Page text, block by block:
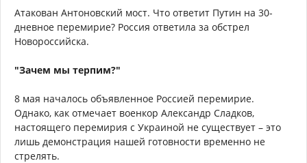
Атакован Антоновский мост. Что ответит Путин на 30-
дневное перемирие? Россия ответила за обстрел
Новороссийска.
"Зачем мы терпим?"
8 мая началось объявленное Россией перемирие.
Однако, как отмечает военкор Александр Сладков,
настоящего перемирия с Украиной не существует – это
лишь демонстрация нашей готовности временно не
стрелять.